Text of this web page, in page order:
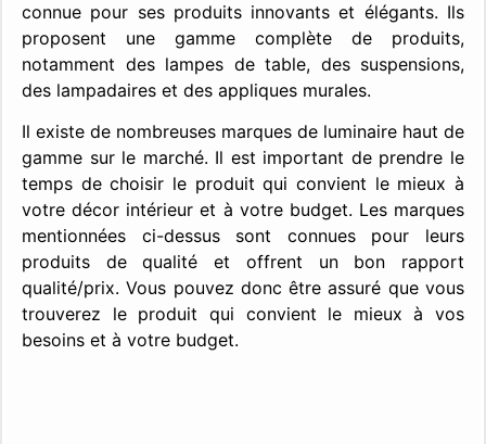
connue pour ses produits innovants et élégants. Ils
proposent une gamme complète de produits,
notamment des lampes de table, des suspensions,
des lampadaires et des appliques murales.
Il existe de nombreuses marques de luminaire haut de
gamme sur le marché. Il est important de prendre le
temps de choisir le produit qui convient le mieux à
votre décor intérieur et à votre budget. Les marques
mentionnées ci-dessus sont connues pour leurs
produits de qualité et offrent un bon rapport
qualité/prix. Vous pouvez donc être assuré que vous
trouverez le produit qui convient le mieux à vos
besoins et à votre budget.